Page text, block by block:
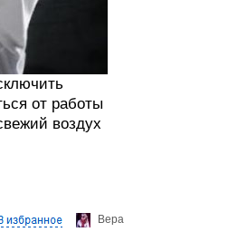
от работы
воздух
Верa